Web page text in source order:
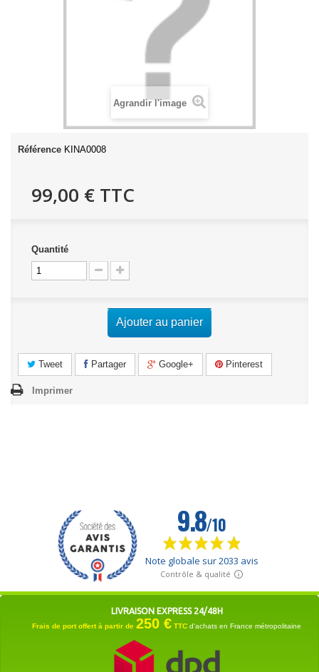
Agrandir l'image
Référence KINA0008
99,00 € TTC
Quantité
Ajouter au panier
Tweet Partager Google+ Pinterest
Imprimer
LIVRAISON EXPRESS 24/48H
Frais de port offert à partir de 250 € TTC d'achats en France métropolitaine